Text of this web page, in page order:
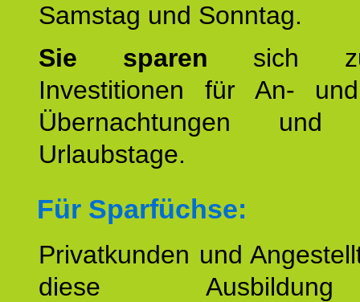
Samstag und Sonntag.
Sie sparen sich
Investitionen für An-
Übernachtungen und
Urlaubstage.
Für Sparfüchse:
Privatkunden und
diese